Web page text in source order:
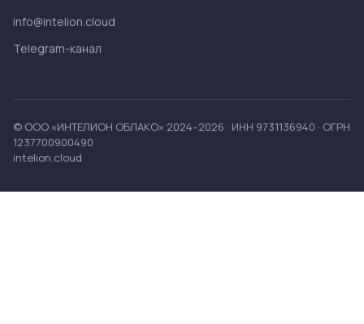
info@intelion.cloud
Telegram-канал
© ООО «ИНТЕЛИОН ОБЛАКО» 2024–2026 · ИНН 9731136940 · ОГРН
1237700900490
intelion.cloud